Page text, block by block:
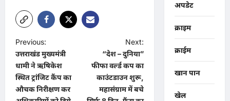
P
o
s
t
Previous:
उत्तराखंड मुख्यमंत्री
धामी ने ऋषिकेश
स्थित ट्रांजिट कैंप का
औचक निरीक्षण कर
Next:
“देश – दुनिया”
फीफा वर्ल्ड कप का
काउंटडाउन शुरू,
महासंग्राम में बचे
अपडेट
क्राइम
क्राईम
खान पान
खेल